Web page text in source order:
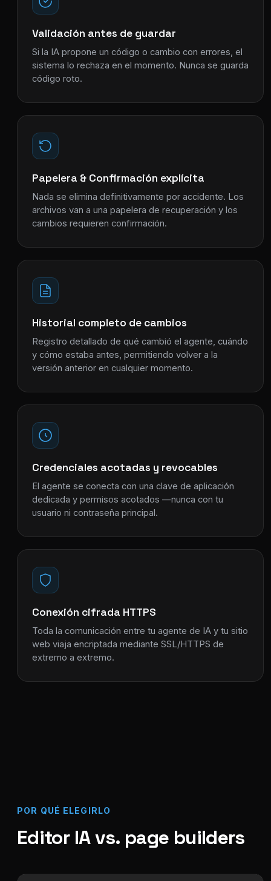
Validación antes de guardar
Si la IA propone un código o cambio con errores, el
sistema lo rechaza en el momento. Nunca se guarda
código roto.
Papelera & Confirmación explícita
Nada se elimina definitivamente por accidente. Los
archivos van a una papelera de recuperación y los
cambios requieren confirmación.
Historial completo de cambios
Registro detallado de qué cambió el agente, cuándo
y cómo estaba antes, permitiendo volver a la
versión anterior en cualquier momento.
Credenciales acotadas y revocables
El agente se conecta con una clave de aplicación
dedicada y permisos acotados —nunca con tu
usuario ni contraseña principal.
Conexión cifrada HTTPS
Toda la comunicación entre tu agente de IA y tu sitio
web viaja encriptada mediante SSL/HTTPS de
extremo a extremo.
POR QUÉ ELEGIRLO
Editor IA vs. page builders